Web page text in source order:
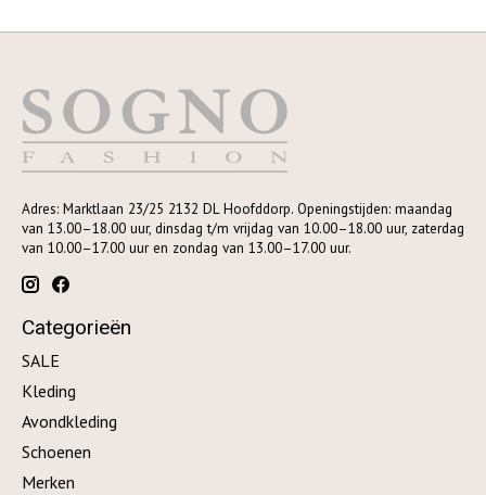
Adres: Marktlaan 23/25 2132 DL Hoofddorp. Openingstijden: maandag
van 13.00–18.00 uur, dinsdag t/m vrijdag van 10.00–18.00 uur, zaterdag
van 10.00–17.00 uur en zondag van 13.00–17.00 uur.
Categorieën
SALE
Kleding
Avondkleding
Schoenen
Merken